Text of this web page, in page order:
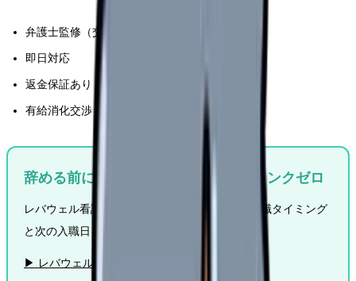
弁護士監修（交渉可能）
即日対応
返金保証あり
有給消化交渉もやってくれる
辞める前に次の職場を決めとくとブランクゼロ
レバウェル看護は在職中の相談 OK. 担当者が退職タイミング
と次の入職日を調整します. 登録無料.
▶ レバウェル看護に無料相談する